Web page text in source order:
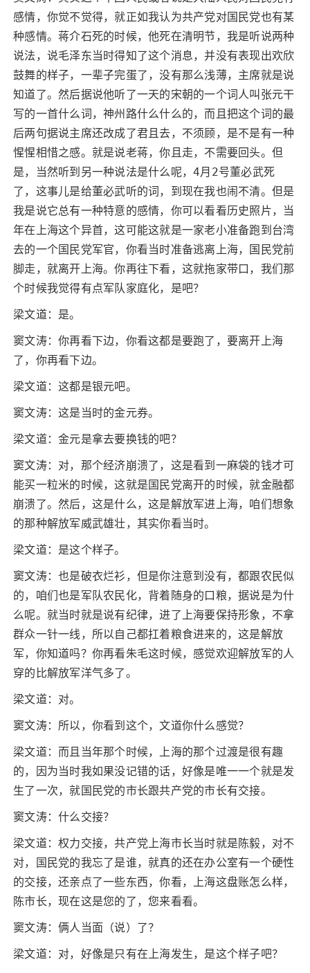
感情，你觉不觉得，就正如我认为共产党对国民党也有某
种感情。蒋介石死的时候，他死在清明节，我是听说两种
说法，说毛泽东当时得知了这个消息，并没有表现出欢欣
鼓舞的样子，一辈子完蛋了，没有那么浅薄，主席就是说
知道了。然后据说他听了一天的宋朝的一个词人叫张元干
写的一首什么词，神州路什么什么的，而且把这个词的最
后两句据说主席还改成了君且去，不须顾，是不是有一种
惺惺相惜之感。就是说老蒋，你且走，不需要回头。但
是，当然听到另一种说法是什么呢，4月2号董必武死
了，这事儿是给董必武听的词，到现在我也闹不清。但是
我是说它总有一种特意的感情，你可以看看历史照片，当
年在上海这个异首，这可能这就是一家老小准备跑到台湾
去的一个国民党军官，你看当时准备逃离上海，国民党前
脚走，就离开上海。你再往下看，这就拖家带口，我们那
个时候我觉得有点军队家庭化，是吧？
梁文道：是。
窦文涛：你再看下边，你看这都是要跑了，要离开上海
了，你再看下边。
梁文道：这都是银元吧。
窦文涛：这是当时的金元券。
梁文道：金元是拿去要换钱的吧？
窦文涛：对，那个经济崩溃了，这是看到一麻袋的钱才可
能买一粒米的时候，这就是国民党离开的时候，就金融都
崩溃了。然后，这是什么，这是解放军进上海，咱们想象
的那种解放军威武雄壮，其实你看当时。
梁文道：是这个样子。
窦文涛：也是破衣烂衫，但是你注意到没有，都跟农民似
的，咱们也是军队农民化，背着随身的口粮，据说是为什
么呢。就当时就是说有纪律，进了上海要保持形象，不拿
群众一针一线，所以自己都扛着粮食进来的，这是解放
军，你知道吗？你再看朱毛这时候，感觉欢迎解放军的人
穿的比解放军洋气多了。
梁文道：对。
窦文涛：所以，你看到这个，文道你什么感觉？
梁文道：而且当年那个时候，上海的那个过渡是很有趣
的，因为当时我如果没记错的话，好像是唯一一个就是发
生了一次，就国民党的市长跟共产党的市长有交接。
窦文涛：什么交接？
梁文道：权力交接，共产党上海市长当时就是陈毅，对不
对，国民党的我忘了是谁，就真的还在办公室有一个硬性
的交接，还亲点了一些东西，你看，上海这盘账怎么样，
陈市长，现在这是您的了，您来看看。
窦文涛：俩人当面（说）了？
梁文道：对，好像是只有在上海发生，是这个样子吧？